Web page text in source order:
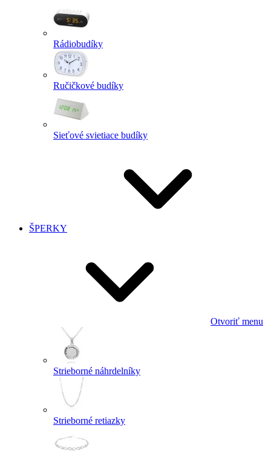
Rádiobudíky
Ručičkové budíky
Sieťové svietiace budíky
ŠPERKY
Otvoriť menu
Strieborné náhrdelníky
Strieborné retiazky